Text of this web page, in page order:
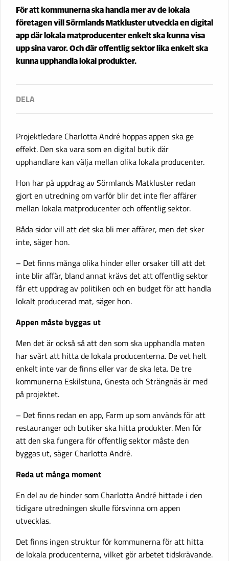
För att kommunerna ska handla mer av de lokala
företagen vill Sörmlands Matkluster utveckla en digital
app där lokala matproducenter enkelt ska kunna visa
upp sina varor. Och där offentlig sektor lika enkelt ska
kunna upphandla lokal produkter.
Projektledare Charlotta André hoppas appen ska ge
effekt. Den ska vara som en digital butik där
upphandlare kan välja mellan olika lokala producenter.
Hon har på uppdrag av Sörmlands Matkluster redan
gjort en utredning om varför blir det inte fler affärer
mellan lokala matproducenter och offentlig sektor.
Båda sidor vill att det ska bli mer affärer, men det sker
inte, säger hon.
– Det finns många olika hinder eller orsaker till att det
inte blir affär, bland annat krävs det att offentlig sektor
får ett uppdrag av politiken och en budget för att handla
lokalt producerad mat, säger hon.
Appen måste byggas ut
Men det är också så att den som ska upphandla maten
har svårt att hitta de lokala producenterna. De vet helt
enkelt inte var de finns eller var de ska leta. De tre
kommunerna Eskilstuna, Gnesta och Strängnäs är med
på projektet.
– Det finns redan en app, Farm up som används för att
restauranger och butiker ska hitta produkter. Men för
att den ska fungera för offentlig sektor måste den
byggas ut, säger Charlotta André.
Reda ut många moment
En del av de hinder som Charlotta André hittade i den
tidigare utredningen skulle försvinna om appen
utvecklas.
Det finns ingen struktur för kommunerna för att hitta
de lokala producenterna, vilket gör arbetet tidskrävande.